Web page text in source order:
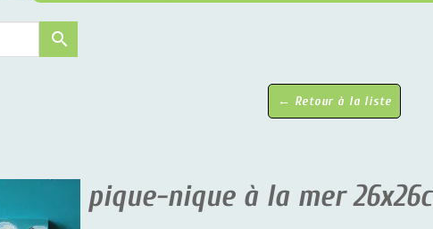
← Retour à la liste
pique-nique à la mer 26x26cm